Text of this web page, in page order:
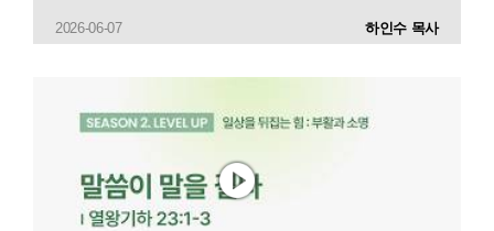
2026-06-07 하인수 목사